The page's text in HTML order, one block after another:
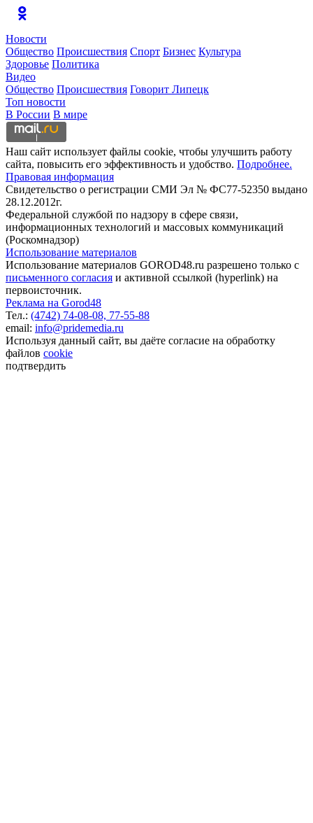
Новости
Общество Происшествия Спорт Бизнес Культура
Здоровье Политика
Видео
Общество Происшествия Говорит Липецк
Топ новости
В России В мире
Наш сайт использует файлы cookie, чтобы улучшить работу
сайта, повысить его эффективность и удобство. Подробнее.
Правовая информация
Свидетельство о регистрации СМИ Эл № ФС77-52350 выдано
28.12.2012г.
Федеральной службой по надзору в сфере связи,
информационных технологий и массовых коммуникаций
(Роскомнадзор)
Использование материалов
Использование материалов GOROD48.ru разрешено только с
письменного согласия и активной ссылкой (hyperlink) на
первоисточник.
Реклама на Gorod48
Тел.: (4742) 74-08-08, 77-55-88
email: info@pridemedia.ru
Используя данный сайт, вы даёте согласие на обработку
файлов cookie
подтвердить